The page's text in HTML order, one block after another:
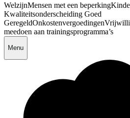
WelzijnMensen met een beperking
Kwaliteitsonderscheiding Goed
GeregeldOnkostenvergoedingen
meedoen aan trainingsprogramma’s
Menu